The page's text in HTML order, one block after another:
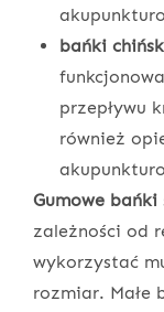
bańki
przepływu
również
Gumowe bańki
zależności od
wykorzystać
rozmiar. Małe